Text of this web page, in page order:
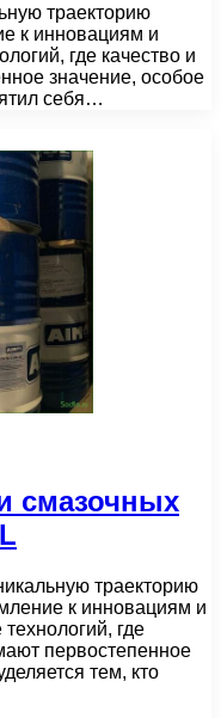
траекторию
к инновациям и
где качество и
значение, особое
себя…
смазочных
траекторию
к инновациям и
где
первостепенное
тем, кто